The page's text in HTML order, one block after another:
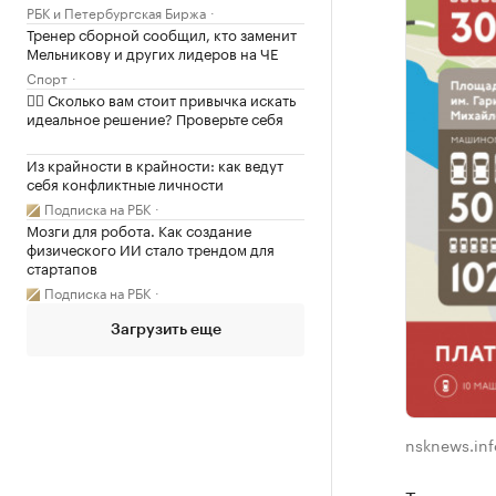
РБК и Петербургская Биржа
Тренер сборной сообщил, кто заменит
Мельникову и других лидеров на ЧЕ
Спорт
✍🏻 Сколько вам стоит привычка искать
идеальное решение? Проверьте себя
Из крайности в крайности: как ведут
себя конфликтные личности
Подписка на РБК
Мозги для робота. Как создание
физического ИИ стало трендом для
стартапов
Подписка на РБК
Загрузить еще